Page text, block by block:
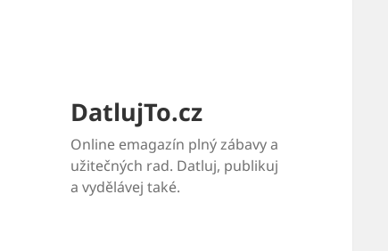
DatlujTo.cz
Online emagazín plný zábavy a
užitečných rad. Datluj, publikuj
a vydělávej také.